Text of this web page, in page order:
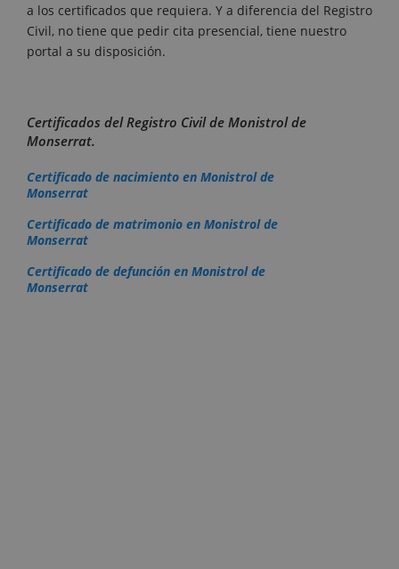
a los certificados que requiera. Y a diferencia del Registro
Civil, no tiene que pedir cita presencial, tiene nuestro
portal a su disposición.
Certificados del Registro Civil de Monistrol de
Monserrat.
Certificado de nacimiento en Monistrol de
Monserrat
Certificado de matrimonio en Monistrol de
Monserrat
Certificado de defunción en Monistrol de
Monserrat